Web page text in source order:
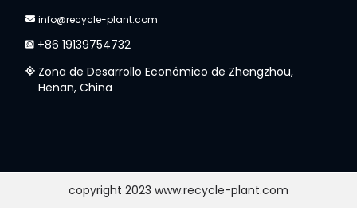
info@recycle-plant.com
+86 19139754732
Zona de Desarrollo Económico de Zhengzhou,
Henan, China
copyright 2023 www.recycle-plant.com